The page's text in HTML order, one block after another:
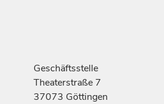
Geschäftsstelle
Theaterstraße 7
37073 Göttingen